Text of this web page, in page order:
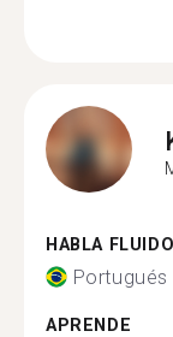
HABLA FLUIDO
Portugués
APRENDE